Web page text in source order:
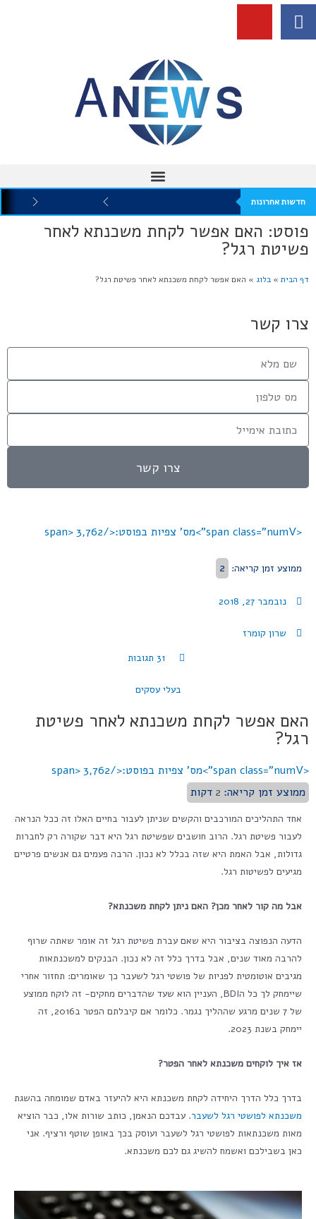
חדשות אחרונות
פוסט: האם אפשר לקחת משכנתא לאחר
פשיטת רגל?
דף הבית » בלוג » האם אפשר לקחת משכנתא לאחר פשיטת רגל?
<span class="numV">מס' צפיות בפוסט:</span> 3,762
ממוצע זמן קריאה: 2
נובמבר 27, 2018
שרון קומרז
31 תגובות
בעלי עסקים
האם אפשר לקחת משכנתא לאחר פשיטת
רגל?
<span class="numV">מס' צפיות בפוסט:</span>
3,762
ממוצע זמן קריאה: 2 דקות
אחד התהליכים המורכבים והקשים שניתן לעבור בחיים האלו זה ככל הנראה
לעבור פשיטת רגל. הרוב חושבים שפשיטת רגל היא דבר שקורה רק לחברות
גדולות, אבל האמת היא שזה בכלל לא נכון. הרבה פעמים גם אנשים פרטיים
מגיעים לפשיטות רגל.
אבל מה קור לאחר מכן? האם ניתן לקחת משכנתא?
הדעה הנפוצה בציבור היא שאם עברת פשיטת רגל זה אומר שאתה שרוף
להרבה מאוד שנים, אבל בדרך כלל זה לא נכון. הבנקים למשכנתאות
מגיבים אוטומטית לפניות של פושטי רגל לשעבר כך שאומרים: תחזור אחרי
שיימחק לך כל הBDI, העניין הוא שעד שהדברים מחקים- זה לוקח ממוצע
של 7 שנים מרגע שההליך נגמר. כלומר אם קיבלתם הפטר ב2016, זה
יימחק בשנת 2023.
אז איך לוקחים משכנתא לאחר הפטר?
בדרך כלל הדרך היחידה לקחת משכנתא היא להיעזר באדם שמומחה בהשגת
משכנתא לפושטי רגל לשעבר. עבדכם הנאמן, כותב שורות אלו, כבר הוציא
מאות משכנתאות לפושטי רגל לשעבר ועוסק בכך באופן שוטף ורציף. אני
כאן בשבילכם ואשמח להשיג גם לכם משכנתא.
צרו קשר
צרו קשר